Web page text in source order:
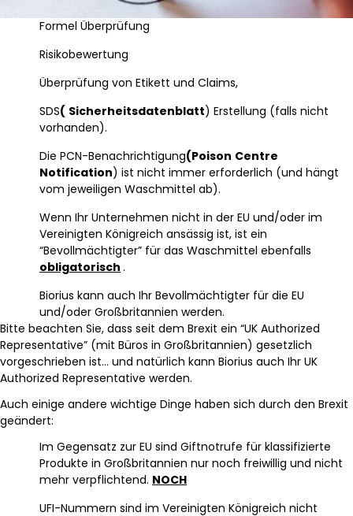
Formel Überprüfung
Risikobewertung
Überprüfung von Etikett und Claims,
SDS( Sicherheitsdatenblatt) Erstellung (falls nicht
vorhanden).
Die PCN-Benachrichtigung(Poison Centre
Notification) ist nicht immer erforderlich (und hängt
vom jeweiligen Waschmittel ab).
Wenn Ihr Unternehmen nicht in der EU und/oder im
Vereinigten Königreich ansässig ist, ist ein
“Bevollmächtigter” für das Waschmittel ebenfalls
obligatorisch .
Biorius kann auch Ihr Bevollmächtigter für die EU
und/oder Großbritannien werden.
Bitte beachten Sie, dass seit dem Brexit ein “UK Authorized
Representative” (mit Büros in Großbritannien) gesetzlich
vorgeschrieben ist… und natürlich kann Biorius auch Ihr UK
Authorized Representative werden.
Auch einige andere wichtige Dinge haben sich durch den Brexit
geändert:
Im Gegensatz zur EU sind Giftnotrufe für klassifizierte
Produkte in Großbritannien nur noch freiwillig und nicht
mehr verpflichtend. NOCH
UFI-Nummern sind im Vereinigten Königreich nicht